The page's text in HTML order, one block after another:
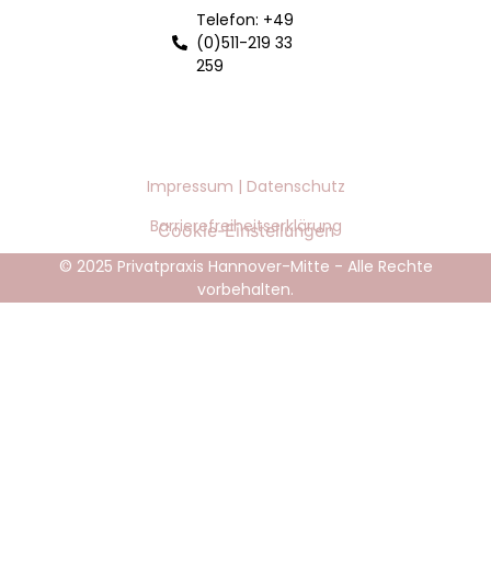
Telefon: +49
(0)511-219 33
259
Impressum | Datenschutz
Barrierefreiheitserklärung
Cookie-Einstellungen
© 2025 Privatpraxis Hannover-Mitte - Alle Rechte
vorbehalten.